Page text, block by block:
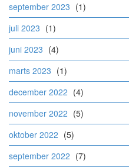
september 2023 (1)
juli 2023 (1)
juni 2023 (4)
marts 2023 (1)
december 2022 (4)
november 2022 (5)
oktober 2022 (5)
september 2022 (7)